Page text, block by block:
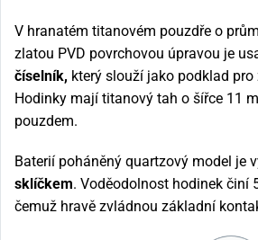
V hranatém titanovém pouzdře o
zlatou PVD povrchovou úpravou je
číselník, který slouží jako podklad pro
Hodinky mají titanový tah o šířce 11
pouzdem.
Baterií poháněný quartzový model je
sklíčkem. Voděodolnost hodinek činí
čemuž hravě zvládnou základní